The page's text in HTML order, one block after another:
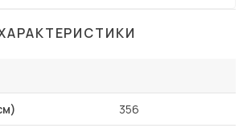
356